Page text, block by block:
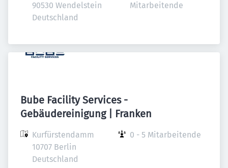
90530 Wendelstein
Deutschland
Mitarbeitende
Bube Facility Services -
Gebäudereinigung | Franken
Kurfürstendamm
10707 Berlin
Deutschland
0 - 5 Mitarbeitende